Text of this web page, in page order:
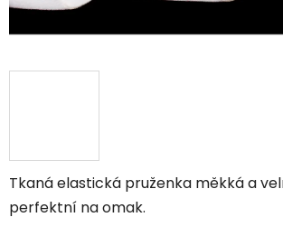
Tkaná elastická pruženka měkká a
perfektní na omak.